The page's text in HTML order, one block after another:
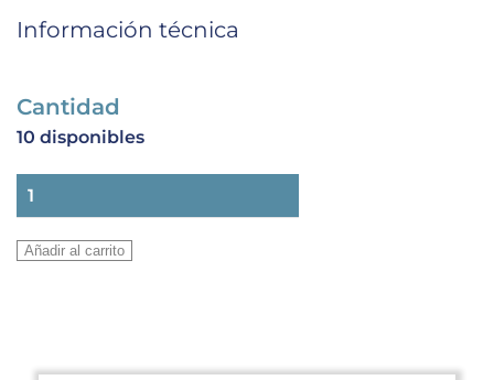
Información técnica
Cantidad
10 disponibles
VALVULA
CIERRE
MANUAL
Añadir al carrito